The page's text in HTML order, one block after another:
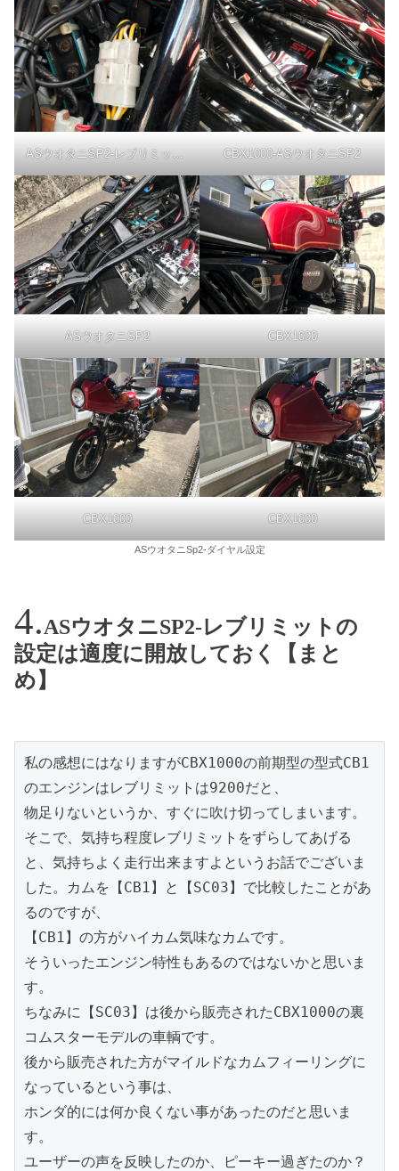
ASウオタニSP2-レブリミットは6 CBX1000-ASウオタニSP2
ASウオタニSP2 CBX1000
CBX1000 CBX1000
ASウオタニSp2-ダイヤル設定
ASウオタニSP2-レブリミットの
設定は適度に開放しておく【まと
め】
私の感想にはなりますがCBX1000の前期型の型式CB1
のエンジンはレブリミットは9200だと、
物足りないというか、すぐに吹け切ってしまいます。
そこで、気持ち程度レブリミットをずらしてあげる
と、気持ちよく走行出来ますよというお話でございま
した。カムを【CB1】と【SC03】で比較したことがあ
るのですが、
【CB1】の方がハイカム気味なカムです。
そういったエンジン特性もあるのではないかと思いま
す。
ちなみに【SC03】は後から販売されたCBX1000の裏
コムスターモデルの車輌です。
後から販売された方がマイルドなカムフィーリングに
なっているという事は、
ホンダ的には何か良くない事があったのだと思いま
す。
ユーザーの声を反映したのか、ピーキー過ぎたのか？